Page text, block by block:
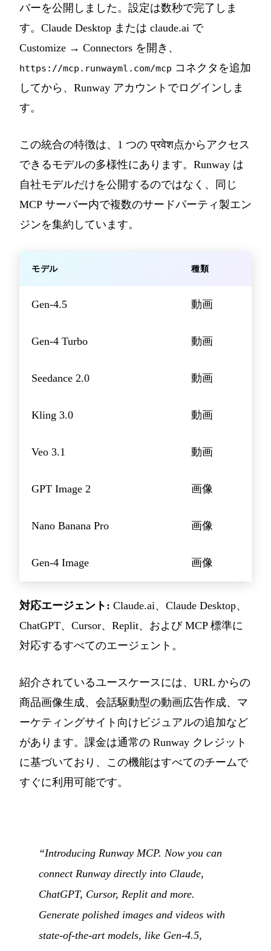
バーを公開しました。設定は数秒で完了しま
す。Claude Desktop または claude.ai で
Customize → Connectors を開き、
https://mcp.runwayml.com/mcp コネクタを追加
してから、Runway アカウントでログインしま
す。
この統合の特徴は、1 つの प्रवेश点からアクセス
できるモデルの多様性にあります。Runway は
自社モデルだけを公開するのではなく、同じ
MCP サーバー内で複数のサードパーティ製エン
ジンを集約しています。
モデル 種類
Gen-4.5 動画
Gen-4 Turbo 動画
Seedance 2.0 動画
Kling 3.0 動画
Veo 3.1 動画
GPT Image 2 画像
Nano Banana Pro 画像
Gen-4 Image 画像
対応エージェント: Claude.ai、Claude Desktop、
ChatGPT、Cursor、Replit、および MCP 標準に
対応するすべてのエージェント。
紹介されているユースケースには、URL からの
商品画像生成、会話駆動型の動画広告作成、マ
ーケティングサイト向けビジュアルの追加など
があります。課金は通常の Runway クレジット
に基づいており、この機能はすべてのチームで
すぐに利用可能です。
“Introducing Runway MCP. Now you can
connect Runway directly into Claude,
ChatGPT, Cursor, Replit and more.
Generate polished images and videos with
state-of-the-art models, like Gen-4.5,